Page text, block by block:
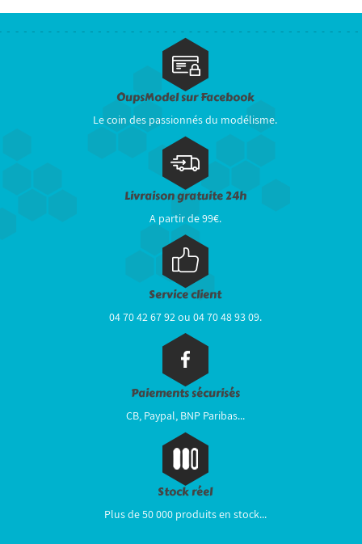
OupsModel sur Facebook
Le coin des passionnés du modélisme.
Livraison gratuite 24h
A partir de 99€.
Service client
04 70 42 67 92 ou 04 70 48 93 09.
Paiements sécurisés
CB, Paypal, BNP Paribas...
Stock réel
Plus de 50 000 produits en stock...